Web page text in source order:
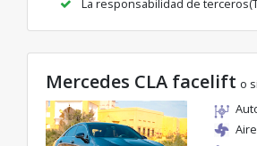
La responsabilidad de
Mercedes CLA facelift o